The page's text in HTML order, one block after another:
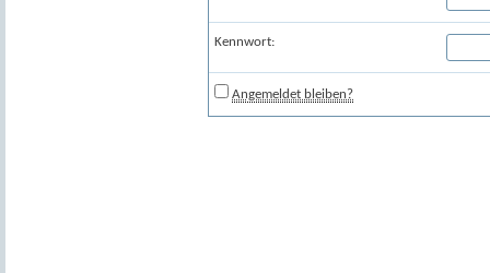
Kennwort:
Angemeldet bleiben?